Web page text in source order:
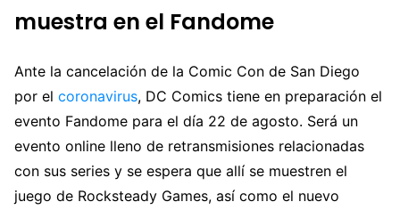
muestra en el Fandome
Ante la cancelación de la Comic Con de San Diego
por el coronavirus, DC Comics tiene en preparación el
evento Fandome para el día 22 de agosto. Será un
evento online lleno de retransmisiones relacionadas
con sus series y se espera que allí se muestren el
juego de Rocksteady Games, así como el nuevo